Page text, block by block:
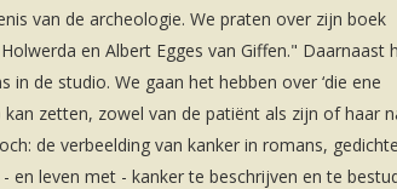
van de archeologie. We praten over zijn boek
en Albert Egges van Giffen." Daarnaast
de studio. We gaan het hebben over ‘die ene
kan zetten, zowel van de patiënt als zijn of haar
de verbeelding van kanker in romans,
leven met - kanker te beschrijven en te